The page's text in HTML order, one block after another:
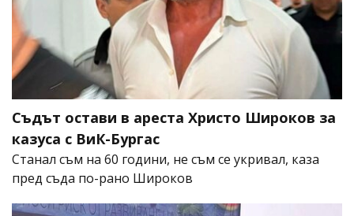
Съдът остави в ареста Христо Широков за
казуса с ВиК-Бургас
Станал съм на 60 години, не съм се укривал, каза
пред съда по-рано Широков